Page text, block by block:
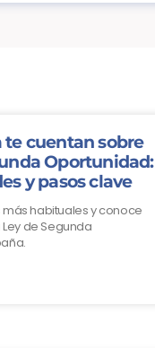
te cuentan sobre
Oportunidad:
y pasos clave
habituales y conoce
de Segunda